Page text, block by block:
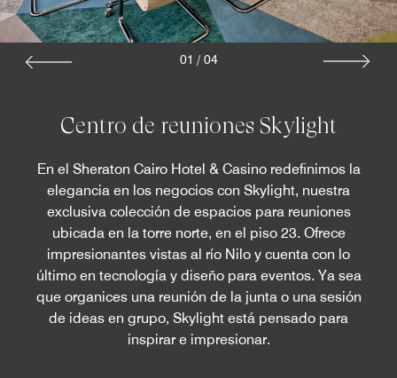
Centro de reuniones Skylight
En el Sheraton Cairo Hotel & Casino redefinimos la
elegancia en los negocios con Skylight, nuestra
exclusiva colección de espacios para reuniones
ubicada en la torre norte, en el piso 23. Ofrece
impresionantes vistas al río Nilo y cuenta con lo
último en tecnología y diseño para eventos. Ya sea
que organices una reunión de la junta o una sesión
de ideas en grupo, Skylight está pensado para
inspirar e impresionar.
01 / 04